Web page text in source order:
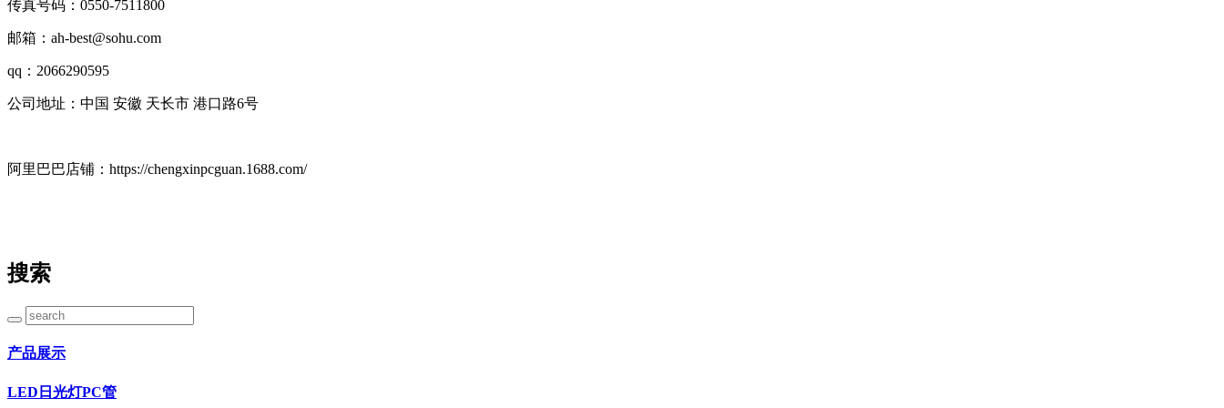
传真号码：0550-7511800
邮箱：ah-best@sohu.com
qq：2066290595
公司地址：中国 安徽 天长市 港口路6号
阿里巴巴店铺：https://chengxinpcguan.1688.com/
搜索
产品展示
LED日光灯PC管